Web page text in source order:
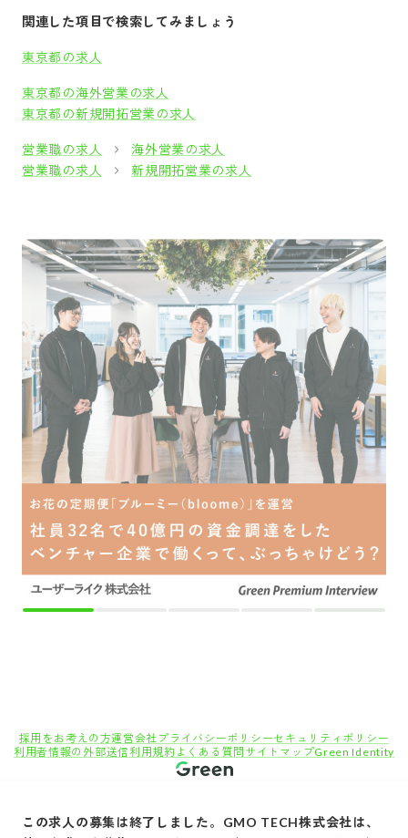
関連した項目で検索してみましょう
東京都の求人
東京都の海外営業の求人
東京都の新規開拓営業の求人
営業職の求人
海外営業の求人
営業職の求人
新規開拓営業の求人
この求人の募集は終了しました。 GMO TECH株式会社は、
採用をお考えの方 運営会社プライバシーポリシーセキュリティポリシー
利用者情報の外部送信
利用規約 よくある質問 サイトマップ Green Identity
Copyright© Atrae, Inc. All Right Reserved.
転職サイトGreen 営業職の求人 海外営業の求人 GMO TECH株
海外クライアントと市場を開拓する、アフィリエイトセールス┃裁量◎